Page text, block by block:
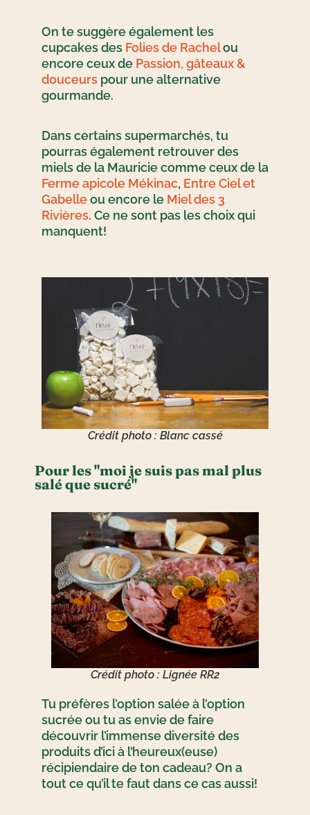
On te suggère également les
cupcakes des Folies de Rachelou
encore ceux de Passion, gâteaux &
douceurs pour une alternative
gourmande.
Dans certains supermarchés, tu
pourras également retrouver des
miels de la Mauricie comme ceux de la
Ferme apicole Mékinac, Entre Ciel et
Gabelleou encore le Miel des 3
Rivières. Ce ne sont pas les choix qui
manquent!
Crédit photo : Blanc cassé
Pour les "moi je suis pas mal plus
salé que sucré"
Crédit photo : Lignée RR2
Tu préfères l’option salée à l’option
sucrée ou tu as envie de faire
découvrir l’immense diversité des
produits d’ici à l’heureux(euse)
récipiendaire de ton cadeau? On a
tout ce qu’il te faut dans ce cas aussi!